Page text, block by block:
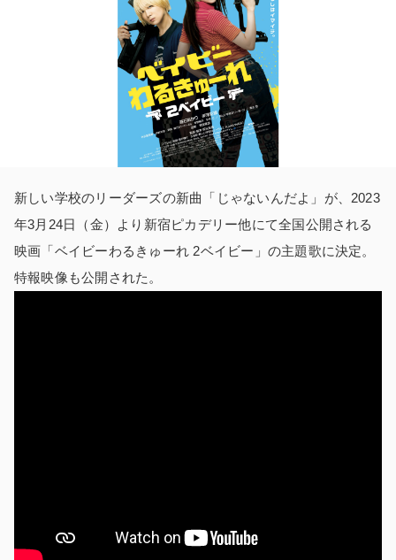
新しい学校のリーダーズの新曲「じゃないんだよ」が、2023
年3月24日（金）より新宿ピカデリー他にて全国公開される
映画「ベイビーわるきゅーれ 2ベイビー」の主題歌に決定。
特報映像も公開された。